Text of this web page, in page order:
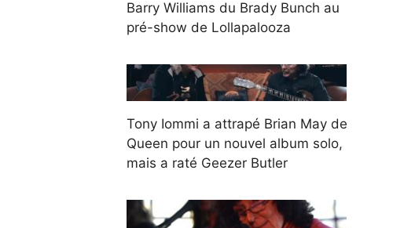
Barry Williams du Brady Bunch au
pré-show de Lollapalooza
Tony Iommi a attrapé Brian May de
Queen pour un nouvel album solo,
mais a raté Geezer Butler